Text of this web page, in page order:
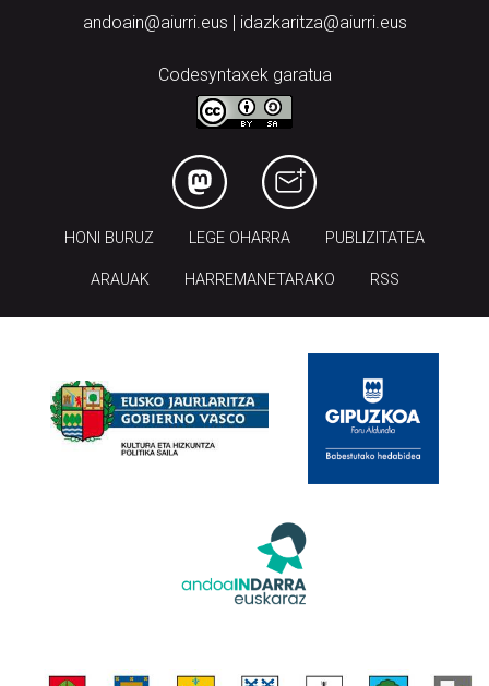
andoain@aiurri.eus | idazkaritza@aiurri.eus
Codesyntaxek garatua
HONI BURUZ LEGE OHARRA PUBLIZITATEA
ARAUAK HARREMANETARAKO RSS